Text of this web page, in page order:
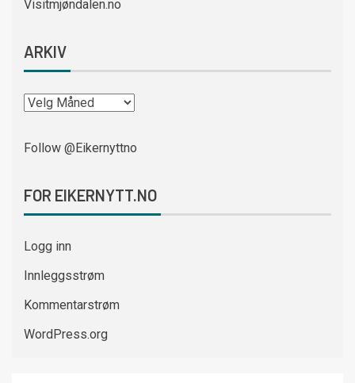
Visitmjøndalen.no
ARKIV
Follow @Eikernyttno
FOR EIKERNYTT.NO
Logg inn
Innleggsstrøm
Kommentarstrøm
WordPress.org